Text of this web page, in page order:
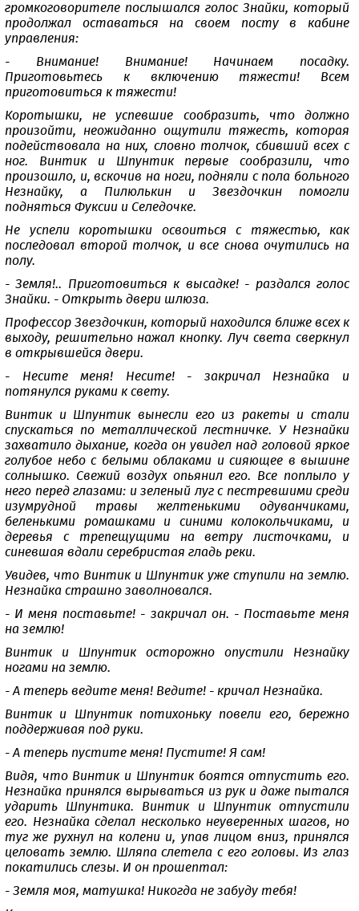
громкоговорителе послышался голос Знайки, который
продолжал оставаться на своем посту в кабине
управления:
- Внимание! Внимание! Начинаем посадку.
Приготовьтесь к включению тяжести! Всем
приготовиться к тяжести!
Коротышки, не успевшие сообразить, что должно
произойти, неожиданно ощутили тяжесть, которая
подействовала на них, словно толчок, сбивший всех с
ног. Винтик и Шпунтик первые сообразили, что
произошло, и, вскочив на ноги, подняли с пола больного
Незнайку, а Пилюлькин и Звездочкин помогли
подняться Фуксии и Селедочке.
Не успели коротышки освоиться с тяжестью, как
последовал второй толчок, и все снова очутились на
полу.
- Земля!.. Приготовиться к высадке! - раздался голос
Знайки. - Открыть двери шлюза.
Профессор Звездочкин, который находился ближе всех к
выходу, решительно нажал кнопку. Луч света сверкнул
в открывшейся двери.
- Несите меня! Несите! - закричал Незнайка и
потянулся руками к свету.
Винтик и Шпунтик вынесли его из ракеты и стали
спускаться по металлической лестничке. У Незнайки
захватило дыхание, когда он увидел над головой яркое
голубое небо с белыми облаками и сияющее в вышине
солнышко. Свежий воздух опьянил его. Все поплыло у
него перед глазами: и зеленый луг с пестревшими среди
изумрудной травы желтенькими одуванчиками,
беленькими ромашками и синими колокольчиками, и
деревья с трепещущими на ветру листочками, и
синевшая вдали серебристая гладь реки.
Увидев, что Винтик и Шпунтик уже ступили на землю.
Незнайка страшно заволновался.
- И меня поставьте! - закричал он. - Поставьте меня
на землю!
Винтик и Шпунтик осторожно опустили Незнайку
ногами на землю.
- А теперь ведите меня! Ведите! - кричал Незнайка.
Винтик и Шпунтик потихоньку повели его, бережно
поддерживая под руки.
- А теперь пустите меня! Пустите! Я сам!
Видя, что Винтик и Шпунтик боятся отпустить его.
Незнайка принялся вырываться из рук и даже пытался
ударить Шпунтика. Винтик и Шпунтик отпустили
его. Незнайка сделал несколько неуверенных шагов, но
туг же рухнул на колени и, упав лицом вниз, принялся
целовать землю. Шляпа слетела с его головы. Из глаз
покатились слезы. И он прошептал:
- Земля моя, матушка! Никогда не забуду тебя!